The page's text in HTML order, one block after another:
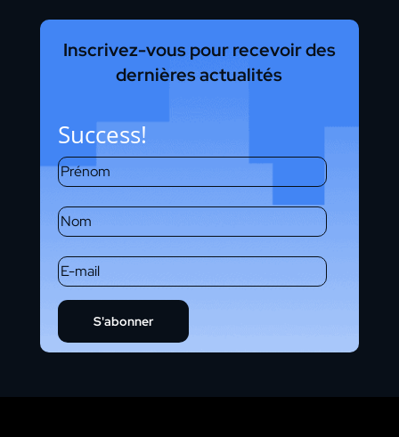
Inscrivez-vous pour recevoir des
dernières actualités
Success!
S'abonner